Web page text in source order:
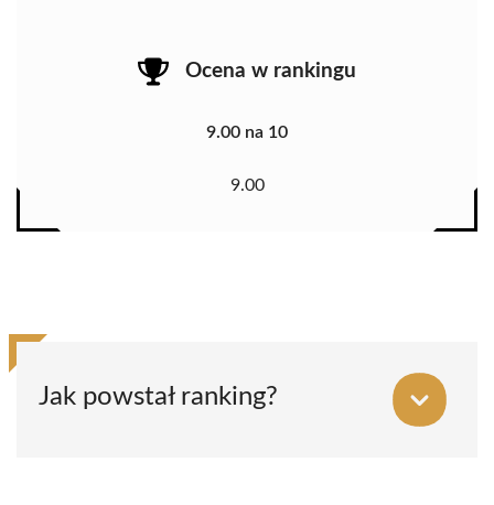
Ocena w rankingu
9.00 na 10
9.00
Jak powstał ranking?